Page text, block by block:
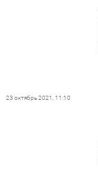
23 октябрь 2021, 11:10